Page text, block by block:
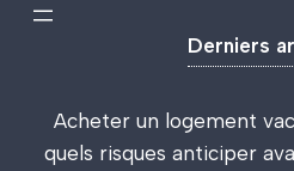
Derniers
Acheter un logement
quels risques anticiper